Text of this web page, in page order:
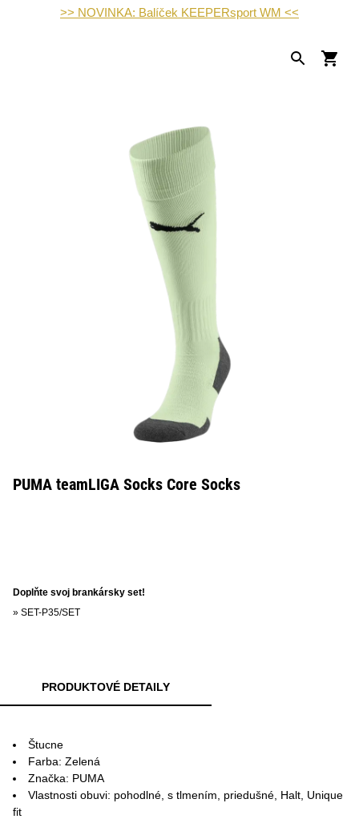
>> NOVINKA: Balíček KEEPERsport WM <<
PUMA teamLIGA Socks Core Socks
Doplňte svoj brankársky set!
» SET-P35/SET
PRODUKTOVÉ DETAILY
Štucne
Farba: Zelená
Značka: PUMA
Vlastnosti obuvi: pohodlné, s tlmením, priedušné, Halt, Unique
fit